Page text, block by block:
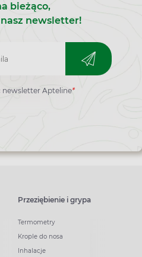
bieżąco,
newsletter!
Apteline*
Przeziębienie i grypa
Termometry
Krople do nosa
Inhalacje